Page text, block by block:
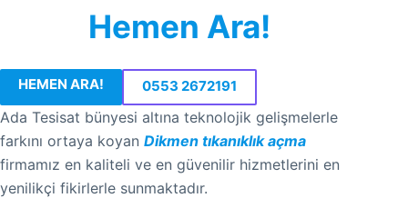
Hemen Ara!
HEMEN ARA! 0553 2672191
Ada Tesisat bünyesi altına teknolojik gelişmelerle
farkını ortaya koyan Dikmen tıkanıklık açma
firmamız en kaliteli ve en güvenilir hizmetlerini en
yenilikçi fikirlerle sunmaktadır.